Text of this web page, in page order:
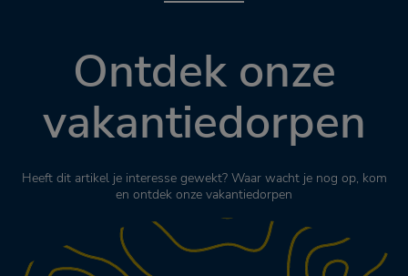
Ontdek onze
vakantiedorpen
Heeft dit artikel je interesse gewekt? Waar wacht je nog op, kom
en ontdek onze vakantiedorpen